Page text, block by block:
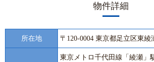
物件詳細
所在地 〒120-0004 東京都足立区東綾
東京メトロ千代田線「綾瀬」